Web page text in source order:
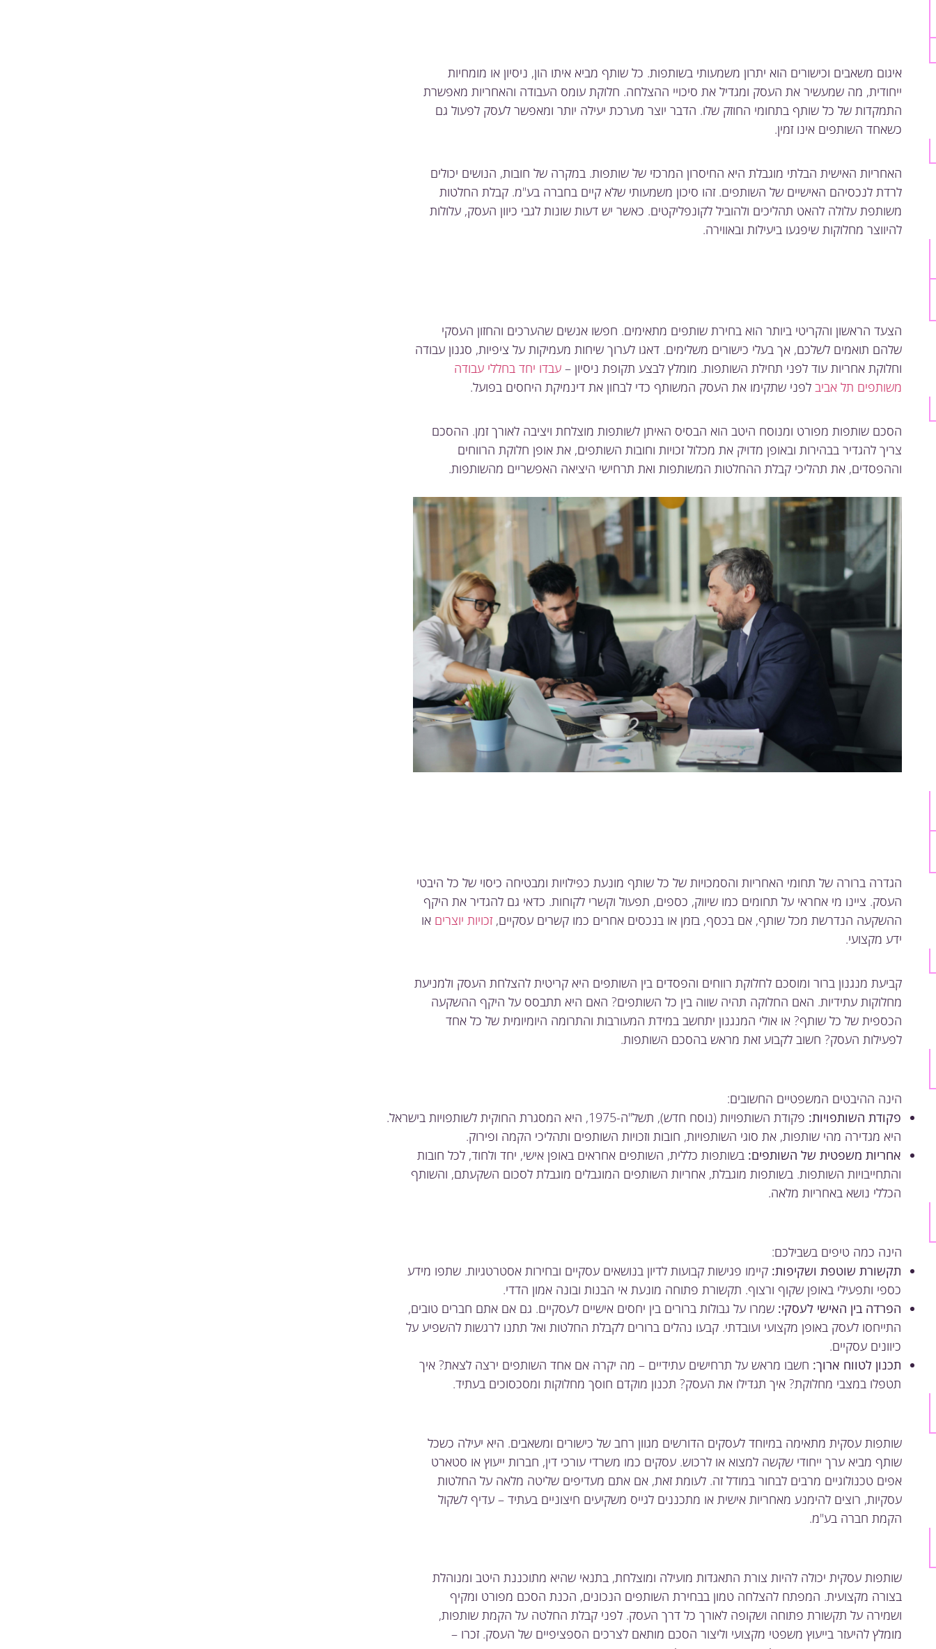
איגום משאבים וכישורים הוא יתרון משמעותי בשותפות. כל שותף מביא איתו הון, ניסיון או מומחיות
ייחודית, מה שמעשיר את העסק ומגדיל את סיכויי ההצלחה. חלוקת עומס העבודה והאחריות מאפשרת
התמקדות של כל שותף בתחומי החוזק שלו. הדבר יוצר מערכת יעילה יותר ומאפשר לעסק לפעול גם
כשאחד השותפים אינו זמין.
האחריות האישית הבלתי מוגבלת היא החיסרון המרכזי של שותפות. במקרה של חובות, הנושים יכולים
לרדת לנכסיהם האישיים של השותפים. זהו סיכון משמעותי שלא קיים בחברה בע"מ. קבלת החלטות
משותפת עלולה להאט תהליכים ולהוביל לקונפליקטים. כאשר יש דעות שונות לגבי כיוון העסק, עלולות
להיווצר מחלוקות שיפגעו ביעילות ובאווירה.
הצעד הראשון והקריטי ביותר הוא בחירת שותפים מתאימים. חפשו אנשים שהערכים והחזון העסקי
שלהם תואמים לשלכם, אך בעלי כישורים משלימים. דאגו לערוך שיחות מעמיקות על ציפיות, סגנון עבודה
וחלוקת אחריות עוד לפני תחילת השותפות. מומלץ לבצע תקופת ניסיון – עבדו יחד בחללי עבודה
משותפים תל אביב לפני שתקימו את העסק המשותף כדי לבחון את דינמיקת היחסים בפועל.
הסכם שותפות מפורט ומנוסח היטב הוא הבסיס האיתן לשותפות מוצלחת ויציבה לאורך זמן. ההסכם
צריך להגדיר בבהירות ובאופן מדויק את מכלול זכויות וחובות השותפים, את אופן חלוקת הרווחים
וההפסדים, את תהליכי קבלת ההחלטות המשותפות ואת תרחישי היציאה האפשריים מהשותפות.
הגדרה ברורה של תחומי האחריות והסמכויות של כל שותף מונעת כפילויות ומבטיחה כיסוי של כל היבטי
העסק. ציינו מי אחראי על תחומים כמו שיווק, כספים, תפעול וקשרי לקוחות. כדאי גם להגדיר את היקף
ההשקעה הנדרשת מכל שותף, אם בכסף, בזמן או בנכסים אחרים כמו קשרים עסקיים, זכויות יוצרים או
ידע מקצועי.
קביעת מנגנון ברור ומוסכם לחלוקת רווחים והפסדים בין השותפים היא קריטית להצלחת העסק ולמניעת
מחלוקות עתידיות. האם החלוקה תהיה שווה בין כל השותפים? האם היא תתבסס על היקף ההשקעה
הכספית של כל שותף? או אולי המנגנון יתחשב במידת המעורבות והתרומה היומיומית של כל אחד
לפעילות העסק? חשוב לקבוע זאת מראש בהסכם השותפות.
הינה ההיבטים המשפטיים החשובים:
פקודת השותפויות:
פקודת השותפויות (נוסח חדש), תשל"ה-1975, היא המסגרת החוקית לשותפויות בישראל.
היא מגדירה מהי שותפות, את סוגי השותפויות, חובות וזכויות השותפים ותהליכי הקמה ופירוק.
אחריות משפטית של השותפים: בשותפות כללית, השותפים אחראים באופן אישי, יחד ולחוד, לכל חובות
והתחייבויות השותפות. בשותפות מוגבלת, אחריות השותפים המוגבלים מוגבלת לסכום השקעתם, והשותף
הכללי נושא באחריות מלאה.
הינה כמה טיפים בשבילכם:
תקשורת שוטפת ושקיפות: קיימו פגישות קבועות לדיון בנושאים עסקיים ובחירות אסטרטגיות. שתפו מידע
כספי ותפעילי באופן שקוף ורצוף. תקשורת פתוחה מונעת אי הבנות ובונה אמון הדדי.
הפרדה בין האישי לעסקי: שמרו על גבולות ברורים בין יחסים אישיים לעסקיים. גם אם אתם חברים טובים,
התייחסו לעסק באופן מקצועי ועובדתי. קבעו נהלים ברורים לקבלת החלטות ואל תתנו לרגשות להשפיע על
כיוונים עסקיים.
תכנון לטווח ארוך: חשבו מראש על תרחישים עתידיים – מה יקרה אם אחד השותפים ירצה לצאת? איך
תטפלו במצבי מחלוקת? איך תגדילו את העסק? תכנון מוקדם חוסך מחלוקות ומסכסוכים בעתיד.
שותפות עסקית מתאימה במיוחד לעסקים הדורשים מגוון רחב של כישורים ומשאבים. היא יעילה כשכל
שותף מביא ערך ייחודי שקשה למצוא או לרכוש. עסקים כמו משרדי עורכי דין, חברות ייעוץ או סטארט
אפים טכנולוגיים מרבים לבחור במודל זה. לעומת זאת, אם אתם מעדיפים שליטה מלאה על החלטות
עסקיות, רוצים להימנע מאחריות אישית או מתכננים לגייס משקיעים חיצוניים בעתיד – עדיף לשקול
הקמת חברה בע"מ.
שותפות עסקית יכולה להיות צורת התאגדות מועילה ומוצלחת, בתנאי שהיא מתוכננת היטב ומנוהלת
בצורה מקצועית. המפתח להצלחה טמון בבחירת השותפים הנכונים, הכנת הסכם מפורט ומקיף
ושמירה על תקשורת פתוחה ושקופה לאורך כל דרך העסק. לפני קבלת החלטה על הקמת שותפות,
מומלץ להיעזר בייעוץ משפטי מקצועי וליצור הסכם מותאם לצרכים הספציפיים של העסק. זכרו –